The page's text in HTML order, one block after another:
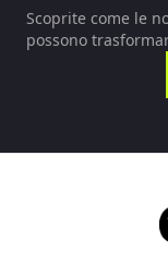
Scoprite come le
possono